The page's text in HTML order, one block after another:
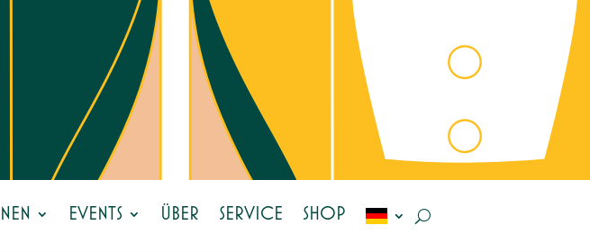
EVENTS ÜBER SERVICE SHOP